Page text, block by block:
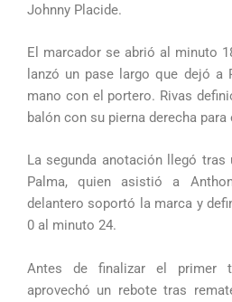
Johnny Placide.
El marcador se abrió al minuto
lanzó un pase largo que dejó a
mano con el portero. Rivas
balón con su pierna derecha para
La segunda anotación llegó tras
Palma, quien asistió a
delantero soportó la marca y
0 al minuto 24.
Antes de finalizar el primer
aprovechó un rebote tras